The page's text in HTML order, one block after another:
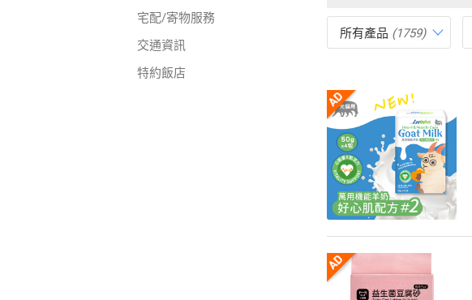
宅配/寄物服務
交通資訊
特約飯店
所有產品 (1759)